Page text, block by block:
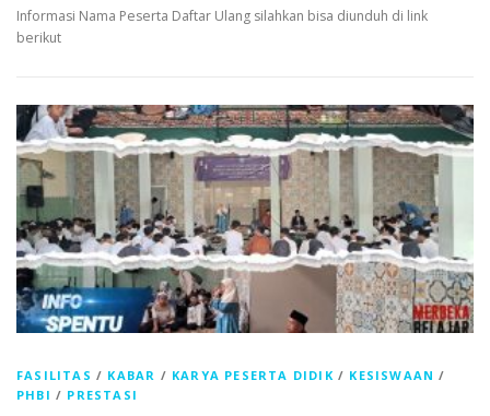
Informasi Nama Peserta Daftar Ulang silahkan bisa diunduh di link
berikut
FASILITAS / KABAR / KARYA PESERTA DIDIK / KESISWAAN /
PHBI / PRESTASI